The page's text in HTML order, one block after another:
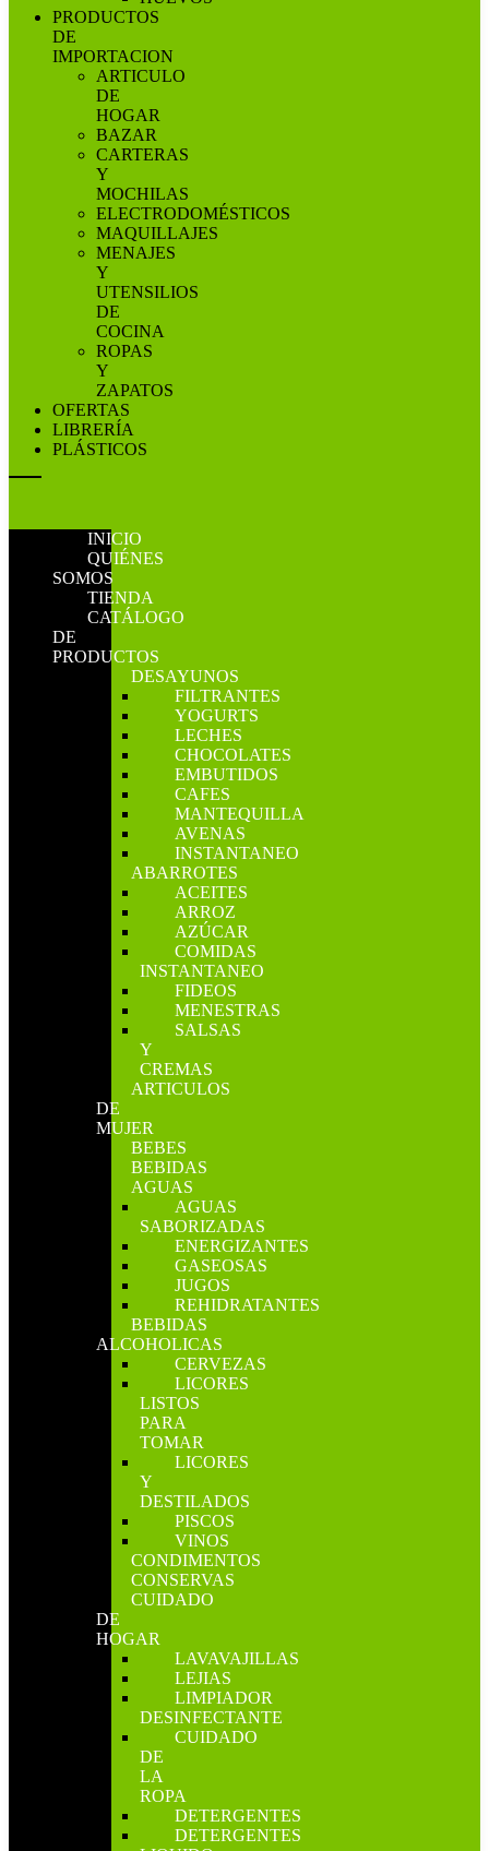
PRODUCTOS
DE
IMPORTACION
ARTICULO
DE
HOGAR
BAZAR
CARTERAS
Y
MOCHILAS
ELECTRODOMÉSTICOS
MAQUILLAJES
MENAJES
Y
UTENSILIOS
DE
COCINA
ROPAS
Y
ZAPATOS
OFERTAS
LIBRERÍA
PLÁSTICOS
INICIO
QUIÉNES
SOMOS
TIENDA
CATÁLOGO
DE
PRODUCTOS
DESAYUNOS
FILTRANTES
YOGURTS
LECHES
CHOCOLATES
EMBUTIDOS
CAFES
MANTEQUILLA
AVENAS
INSTANTANEO
ABARROTES
ACEITES
ARROZ
AZÚCAR
COMIDAS
INSTANTANEO
FIDEOS
MENESTRAS
SALSAS
Y
CREMAS
ARTICULOS
DE
MUJER
BEBES
BEBIDAS
AGUAS
AGUAS
SABORIZADAS
ENERGIZANTES
GASEOSAS
JUGOS
REHIDRATANTES
BEBIDAS
ALCOHOLICAS
CERVEZAS
LICORES
LISTOS
PARA
TOMAR
LICORES
Y
DESTILADOS
PISCOS
VINOS
CONDIMENTOS
CONSERVAS
CUIDADO
DE
HOGAR
LAVAVAJILLAS
LEJIAS
LIMPIADOR
DESINFECTANTE
CUIDADO
DE
LA
ROPA
DETERGENTES
DETERGENTES